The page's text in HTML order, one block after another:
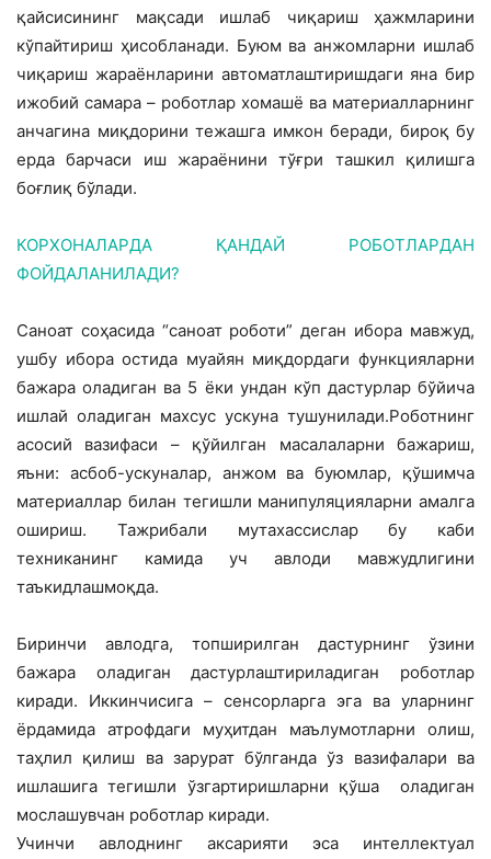
қайсисининг мақсади ишлаб чиқариш ҳажмларини
кўпайтириш ҳисобланади. Буюм ва анжомларни ишлаб
чиқариш жараёнларини автоматлаштиришдаги яна бир
ижобий самара – роботлар хомашё ва материалларнинг
анчагина миқдорини тежашга имкон беради, бироқ бу
ерда барчаси иш жараёнини тўғри ташкил қилишга
боғлиқ бўлади.
КОРХОНАЛАРДА ҚАНДАЙ РОБОТЛАРДАН
ФОЙДАЛАНИЛАДИ?
Саноат соҳасида “саноат роботи” деган ибора мавжуд,
ушбу ибора остида муайян миқдордаги функцияларни
бажара оладиган ва 5 ёки ундан кўп дастурлар бўйича
ишлай оладиган махсус ускуна тушунилади.Роботнинг
асосий вазифаси – қўйилган масалаларни бажариш,
яъни: асбоб-ускуналар, анжом ва буюмлар, қўшимча
материаллар билан тегишли манипуляцияларни амалга
ошириш. Тажрибали мутахассислар бу каби
техниканинг камида уч авлоди мавжудлигини
таъкидлашмоқда.
Биринчи авлодга, топширилган дастурнинг ўзини
бажара оладиган дастурлаштириладиган роботлар
киради. Иккинчисига – сенсорларга эга ва уларнинг
ёрдамида атрофдаги муҳитдан маълумотларни олиш,
таҳлил қилиш ва зарурат бўлганда ўз вазифалари ва
ишлашига тегишли ўзгартиришларни қўша оладиган
мослашувчан роботлар киради.
Учинчи авлоднинг аксарияти эса интеллектуал